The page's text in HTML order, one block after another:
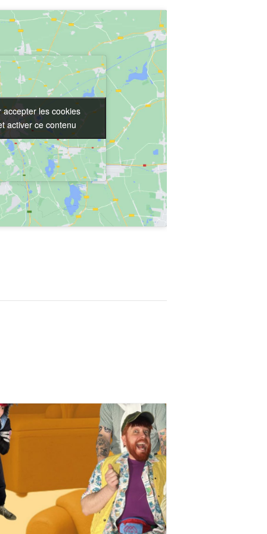
accepter les cookies
activer ce contenu
accepter les cookies
activer ce contenu